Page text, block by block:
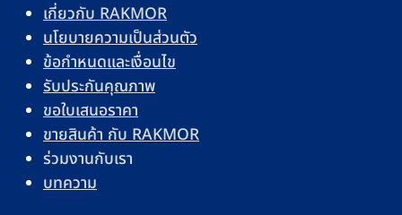
เกี่ยวกับ RAKMOR
นโยบายความเป็นส่วนตัว
ข้อกำหนดและเงื่อนไข
รับประกันคุณภาพ
ขอใบเสนอราคา
ขายสินค้า กับ RAKMOR
ร่วมงานกับเรา
บทความ